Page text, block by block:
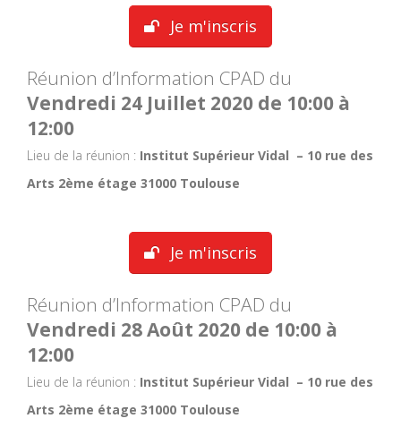
Je m'inscris
Réunion d’Information CPAD du
Vendredi 24 Juillet 2020 de 10:00 à
12:00
Lieu de la réunion : Institut Supérieur Vidal – 10 rue des
Arts 2ème étage 31000 Toulouse
Je m'inscris
Réunion d’Information CPAD du
Vendredi 28 Août 2020 de 10:00 à
12:00
Lieu de la réunion : Institut Supérieur Vidal – 10 rue des
Arts 2ème étage 31000 Toulouse